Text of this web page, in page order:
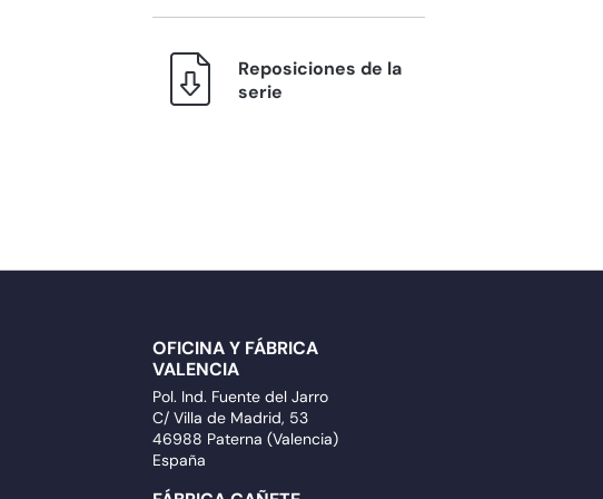
Reposiciones de la
serie
OFICINA Y FÁBRICA
VALENCIA
Pol. Ind. Fuente del Jarro
C/ Villa de Madrid, 53
46988 Paterna (Valencia)
España